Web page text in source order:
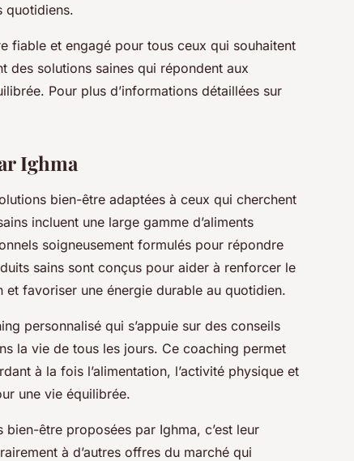
quotidiens.
fiable et engagé pour tous ceux qui souhaitent
des solutions saines qui répondent aux
Pour plus d’informations détaillées sur
Ighma
bien-être adaptées à ceux qui cherchent
incluent une large gamme d’aliments
soigneusement formulés pour répondre
sains sont conçus pour aider à renforcer le
favoriser une énergie durable au quotidien.
personnalisé qui s’appuie sur des conseils
la vie de tous les jours. Ce coaching permet
à la fois l’alimentation, l’activité physique et
une vie équilibrée.
être proposées par Ighma, c’est leur
à d’autres offres du marché qui